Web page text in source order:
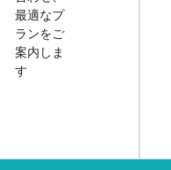
最適なプ
ランをご
案内しま
す